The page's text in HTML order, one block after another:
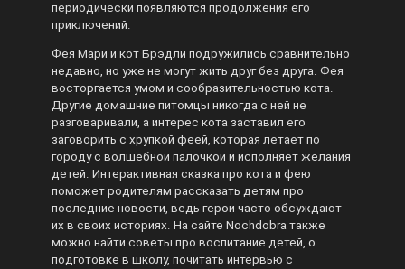
периодически появляются продолжения его
приключений.
Фея Мари и кот Брэдли подружились сравнительно
недавно, но уже не могут жить друг без друга. Фея
восторгается умом и сообразительностью кота.
Другие домашние питомцы никогда с ней не
разговаривали, а интерес кота заставил его
заговорить с хрупкой феей, которая летает по
городу с волшебной палочкой и исполняет желания
детей. Интерактивная сказка про кота и фею
поможет родителям рассказать детям про
последние новости, ведь герои часто обсуждают
их в своих историях. На сайте Nochdobra также
можно найти советы про воспитание детей, о
подготовке в школу, почитать интервью с